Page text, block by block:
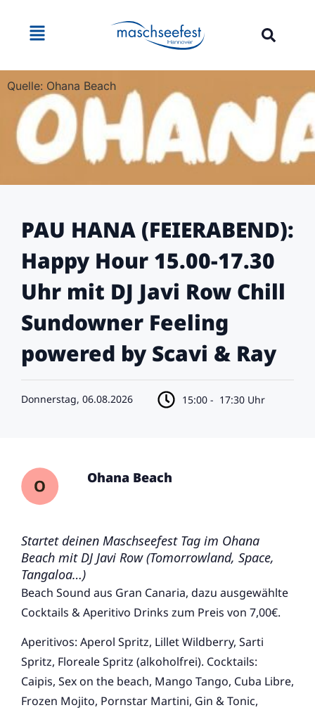
Quelle: Ohana Beach
PAU HANA (FEIERABEND):
Happy Hour 15.00-17.30
Uhr mit DJ Javi Row Chill
Sundowner Feeling
powered by Scavi & Ray
Donnerstag, 06.08.2026 15:00 - 17:30 Uhr
Ohana Beach
Startet deinen Maschseefest Tag im Ohana
Beach mit DJ Javi Row (Tomorrowland, Space,
Tangaloa…)
Beach Sound aus Gran Canaria, dazu ausgewählte
Cocktails & Aperitivo Drinks zum Preis von 7,00€.
Aperitivos: Aperol Spritz, Lillet Wildberry, Sarti
Spritz, Floreale Spritz (alkoholfrei). Cocktails:
Caipis, Sex on the beach, Mango Tango, Cuba Libre,
Frozen Mojito, Pornstar Martini, Gin & Tonic,